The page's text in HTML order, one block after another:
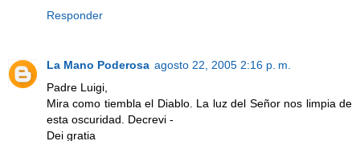
Responder
La Mano Poderosa agosto 22, 2005 2:16 p. m.
Padre Luigi,
Mira como tiembla el Diablo. La luz del Señor nos limpia de
esta oscuridad. Decrevi -
Dei gratia